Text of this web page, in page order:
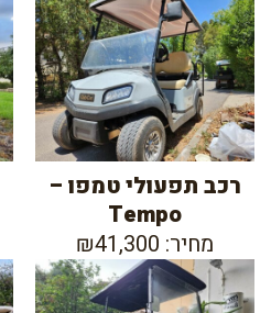
רכב תפעולי טמפו –
Tempo
מחיר: ₪41,300